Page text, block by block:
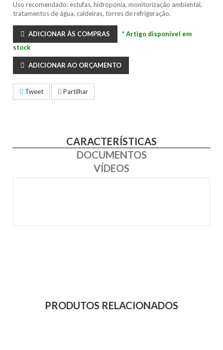
Uso recomendado: estufas, hidroponia, monitorização ambiental,
tratamentos de água, caldeiras, torres de refrigeração.
ADICIONAR ÀS COMPRAS
* Artigo disponível em
stock
ADICIONAR AO ORÇAMENTO
Tweet Partilhar
CARACTERÍSTICAS
DOCUMENTOS
VÍDEOS
PRODUTOS RELACIONADOS